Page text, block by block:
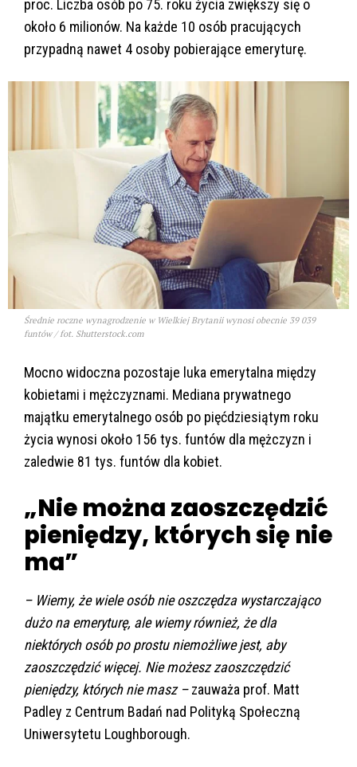
proc. Liczba osób po 75. roku życia zwiększy się o
około 6 milionów. Na każde 10 osób pracujących
przypadną nawet 4 osoby pobierające emeryturę.
Średnie roczne wynagrodzenie w Wielkiej Brytanii wynosi obecnie 39 039
funtów / fot. Shutterstock.com
Mocno widoczna pozostaje luka emerytalna między
kobietami i mężczyznami. Mediana prywatnego
majątku emerytalnego osób po pięćdziesiątym roku
życia wynosi około 156 tys. funtów dla mężczyzn i
zaledwie 81 tys. funtów dla kobiet.
„Nie można zaoszczędzić
pieniędzy, których się nie
ma”
– Wiemy, że wiele osób nie oszczędza wystarczająco
dużo na emeryturę, ale wiemy również, że dla
niektórych osób po prostu niemożliwe jest, aby
zaoszczędzić więcej. Nie możesz zaoszczędzić
pieniędzy, których nie masz –zauważa prof. Matt
Padley z Centrum Badań nad Polityką Społeczną
Uniwersytetu Loughborough.